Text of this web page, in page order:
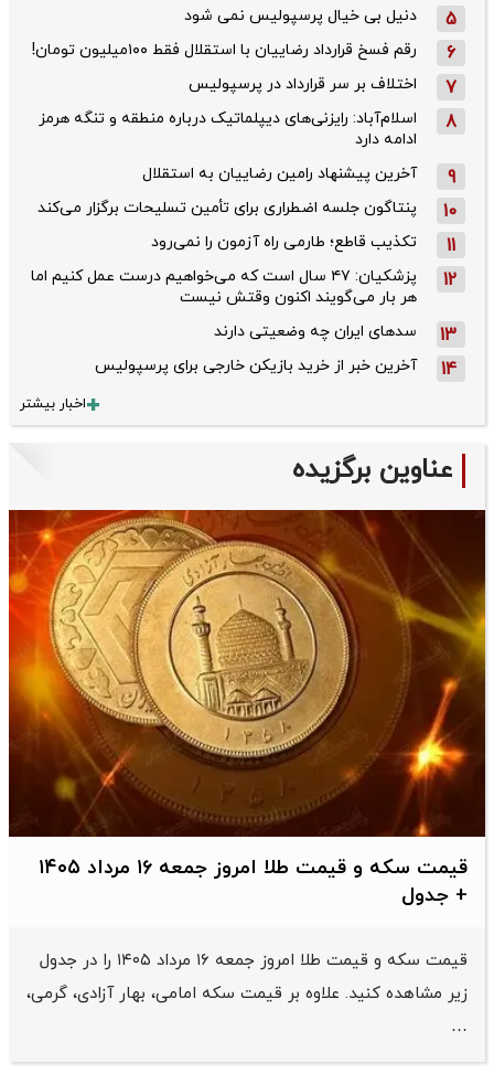
5 دنیل بی خیال پرسپولیس نمی شود
6 رقم فسخ قرارداد رضاییان با استقلال فقط ۱۰۰میلیون تومان!
7 اختلاف بر سر قرارداد در پرسپولیس
8
اسلام‌آباد: رایزنی‌های دیپلماتیک درباره منطقه و تنگه هرمز
ادامه دارد
9 آخرین پیشنهاد رامین رضاییان به استقلال
10 پنتاگون جلسه اضطراری برای تأمین تسلیحات برگزار می‌کند
11 تکذیب قاطع؛‌ طارمی راه آزمون را نمی‌رود
12
پزشکیان: ۴۷ سال است که می‌خواهیم درست عمل کنیم اما
هر بار می‌گویند اکنون وقتش نیست
13 سدهای ایران چه وضعیتی دارند
14 آخرین خبر از خرید بازیکن خارجی برای پرسپولیس
اخبار بیشتر
عناوین برگزیده
قیمت سکه و قیمت طلا امروز جمعه ۱۶ مرداد ۱۴۰۵
+ جدول
قیمت سکه و قیمت طلا امروز جمعه ۱۶ مرداد ۱۴۰۵ را در جدول
زیر مشاهده کنید. علاوه بر قیمت سکه امامی، بهار آزادی، گرمی،
…